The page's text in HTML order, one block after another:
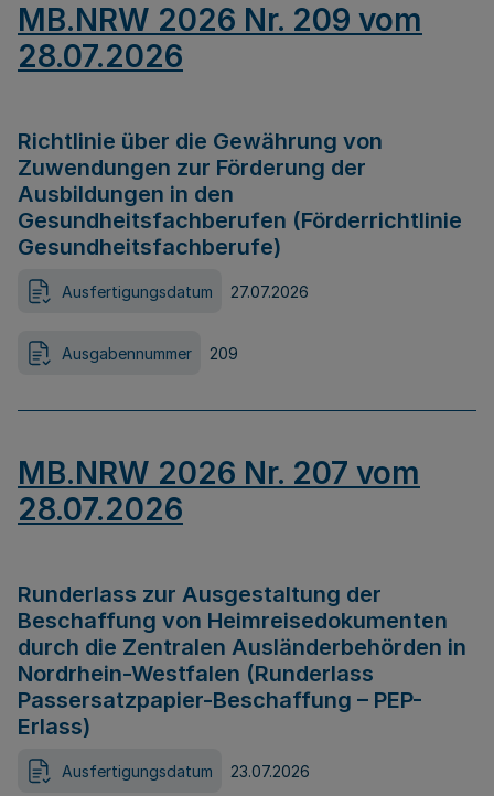
MB.NRW 2026 Nr. 209 vom
28.07.2026
Richtlinie über die Gewährung von
Zuwendungen zur Förderung der
Ausbildungen in den
Gesundheitsfachberufen (Förderrichtlinie
Gesundheitsfachberufe)
Ausfertigungsdatum 27.07.2026
Ausgabennummer 209
MB.NRW 2026 Nr. 207 vom
28.07.2026
Runderlass zur Ausgestaltung der
Beschaffung von Heimreisedokumenten
durch die Zentralen Ausländerbehörden in
Nordrhein-Westfalen (Runderlass
Passersatzpapier-Beschaffung – PEP-
Erlass)
Ausfertigungsdatum 23.07.2026